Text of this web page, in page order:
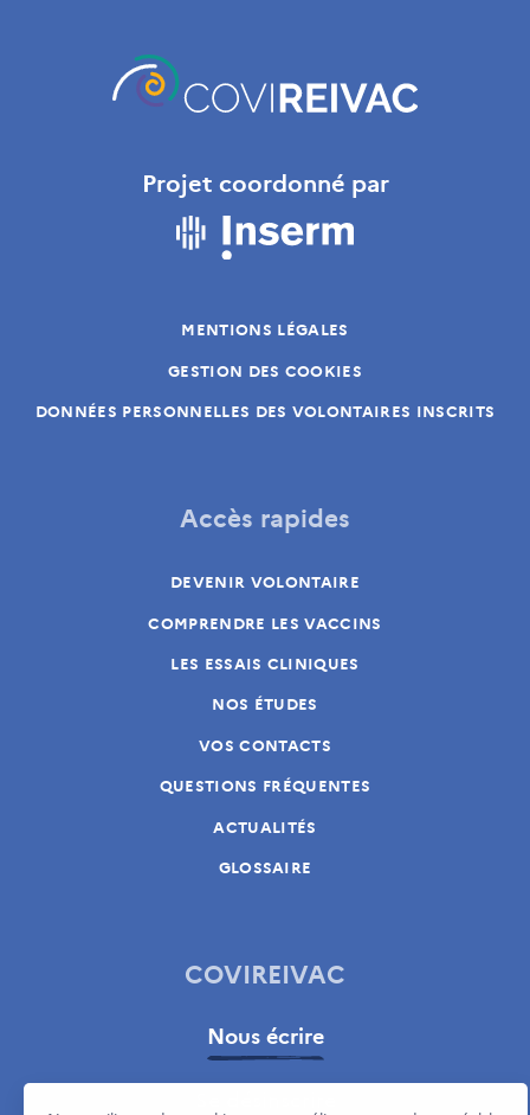
Projet coordonné par
MENTIONS LÉGALES
GESTION DES COOKIES
DONNÉES PERSONNELLES DES VOLONTAIRES INSCRITS
Accès rapides
DEVENIR VOLONTAIRE
COMPRENDRE LES VACCINS
LES ESSAIS CLINIQUES
NOS ÉTUDES
VOS CONTACTS
QUESTIONS FRÉQUENTES
ACTUALITÉS
GLOSSAIRE
COVIREIVAC
Nous écrire